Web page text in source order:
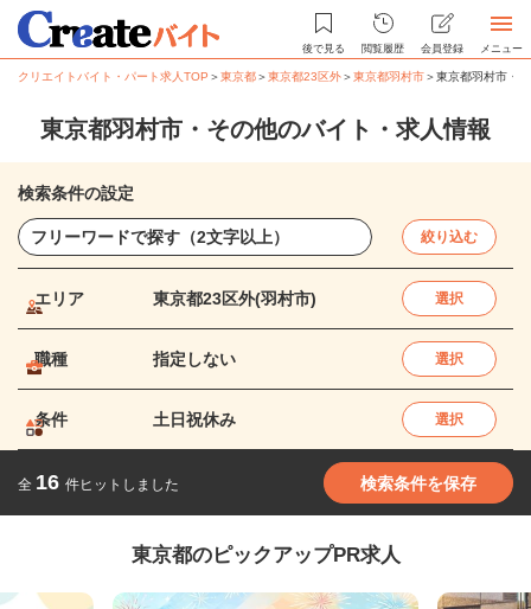
後で見る 閲覧履歴 会員登録 メニュー
クリエイトバイト・パート求人TOP ＞東京都＞東京都23区外＞東京都羽村市＞東京都羽村市・
東京都羽村市・その他のバイト・求人情報
検索条件の設定
絞り込む
エリア 東京都23区外(羽村市) 選択
職種 指定しない 選択
条件 土日祝休み 選択
全 16 件ヒットしました 検索条件を保存
東京都のピックアップPR求人